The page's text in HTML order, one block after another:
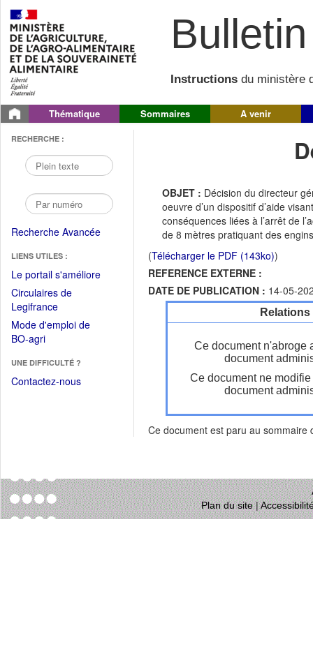
Instructions du ministère
Thématique Sommaires A venir
RECHERCHE :
Recherche Avancée
LIENS UTILES :
Le portail s'améliore(Fichier
Circulaires de
Legifrance(Ouvrir
dans
une
fenêtre)
Mode d'emploi de
BO-agri(Ouvrir
une
nouvelle
UNE DIFFICULTÉ ?
Contactez-nous
OBJET : Décision du directeur
oeuvre d’un dispositif d’aide
conséquences liées à l’arrêt de
de 8 mètres pratiquant des
(Télécharger le PDF (143ko))
REFERENCE EXTERNE :
DATE DE PUBLICATION : 14-05-
Ce document n'abroge
document
Ce document ne
document
Ce document est paru au sommaire
Plan du site|